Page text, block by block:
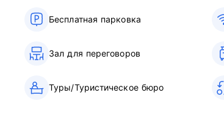
Бесплатная парковка
Зал для переговоров
Туры/Туристическое бюро